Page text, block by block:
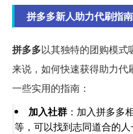
拼多多新人助力代刷指南
拼多多以其独特的团购模式
来说，如何快速获得助力代
一些实用的指南：
加入社群 ：加入拼多多
等，可以找到志同道合的人